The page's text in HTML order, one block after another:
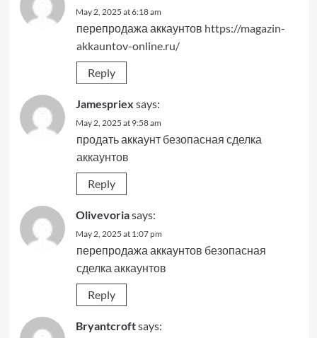
May 2, 2025 at 6:18 am
перепродажа аккаунтов https://magazin-
akkauntov-online.ru/
Reply
Jamespriex says:
May 2, 2025 at 9:58 am
продать аккаунт безопасная сделка
аккаунтов
Reply
Olivevoriasays:
May 2, 2025 at 1:07 pm
перепродажа аккаунтов безопасная
сделка аккаунтов
Reply
Bryantcroftsays: